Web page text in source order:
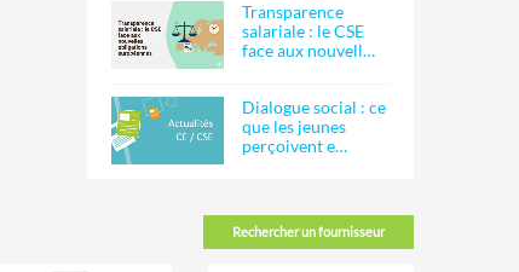
Transparence
salariale : le CSE
face aux nouvell…
Dialogue social : ce
que les jeunes
perçoivent e…
Rechercher un fournisseur